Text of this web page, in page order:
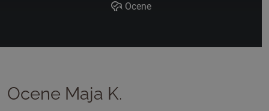
Ocene
Ocene Maja K.